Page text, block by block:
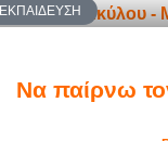
ΕΚΠΑΊΔΕΥΣΗ
Να παίρνω